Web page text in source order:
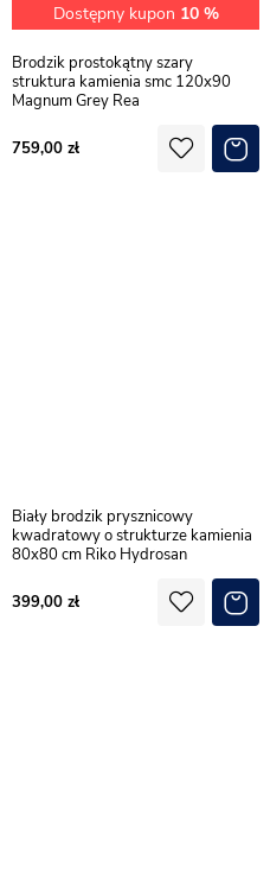
Dostępny kupon 10 %
Brodzik prostokątny szary
struktura kamienia smc 120x90
Magnum Grey Rea
759,00
Biały brodzik prysznicowy
kwadratowy o strukturze kamienia
80x80 cm Riko Hydrosan
399,00